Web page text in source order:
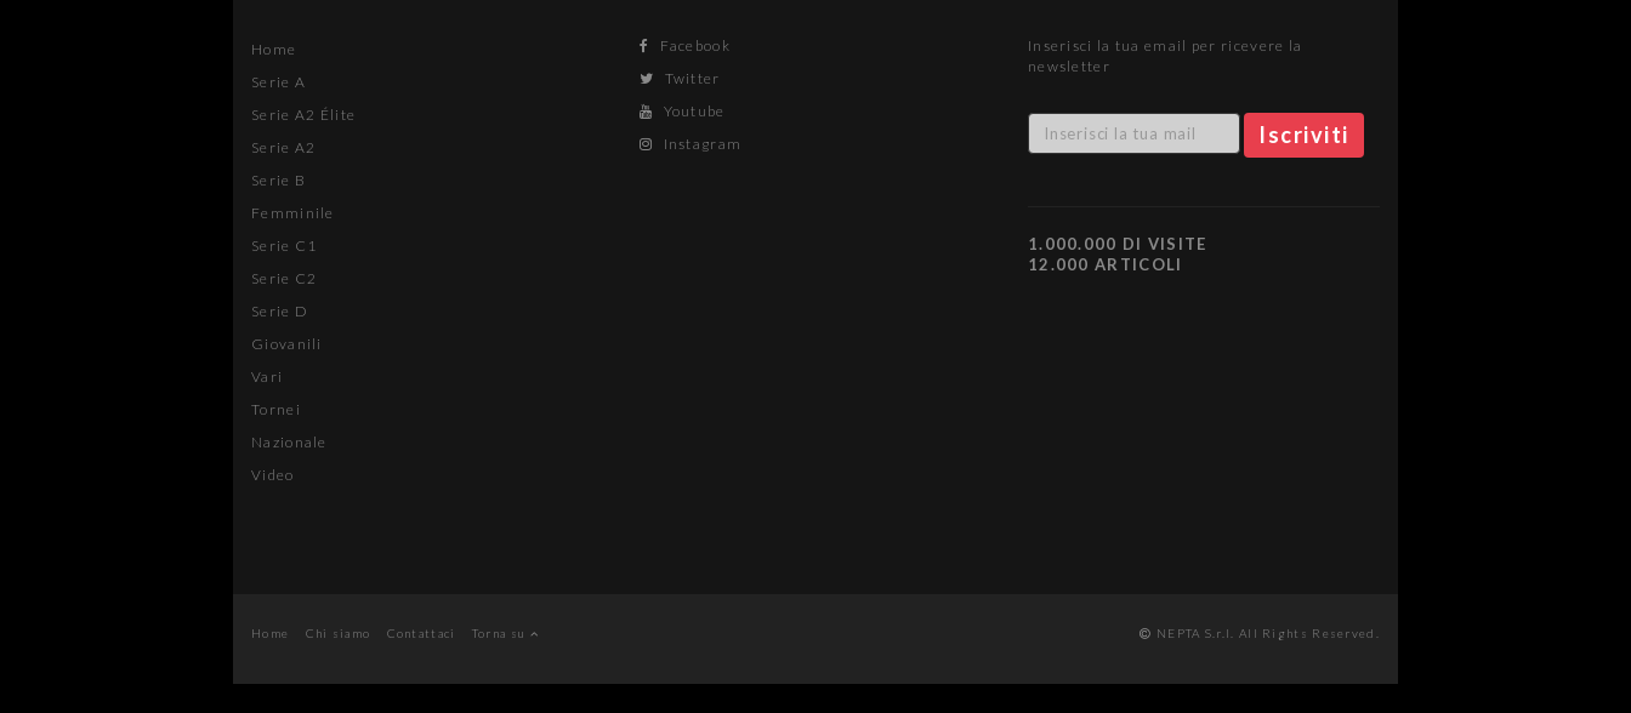
Home
Serie A
Serie A2 Élite
Serie A2
Serie B
Femminile
Serie C1
Serie C2
Serie D
Giovanili
Vari
Tornei
Nazionale
Video
Facebook
Twitter
Youtube
Instagram
Inserisci la tua email per ricevere la
newsletter
1.000.000 DI VISITE
12.000 ARTICOLI
Home Chi siamo Contattaci Torna su NEPTA S.r.l. All Rights Reserved.